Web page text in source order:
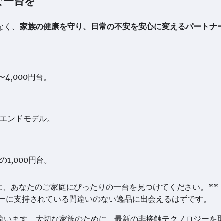
、 家族の健康を守り、日常の不安を安心に変えるパートナ
円台。
ドモデル。
1,000円台。
あなたのご家庭にぴったりの一台を見つけてください。**
支持されている間違いのない逸品に出会えるはずです。
ます。大切な家族のために、最新の非接触テクノロジーを